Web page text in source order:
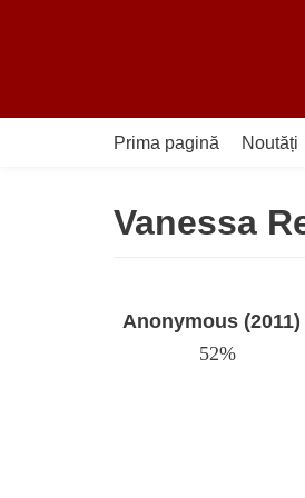
conținut
Prima pagină
Noutăți
Vanessa
Anonymous (2011)
52%